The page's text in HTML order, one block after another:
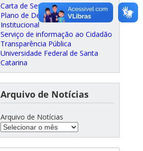
Carta de Serviços ao Cidadão
Plano de Desenvolvimento
Institucional
Serviço de informação ao Cidadão
Transparência Pública
Universidade Federal de Santa
Catarina
Arquivo de Notícias
Arquivo de Notícias